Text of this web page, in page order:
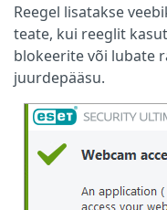
Reegel lisatakse
teate, kui reeglit
blokeerite või lubate
juurdepääsu.